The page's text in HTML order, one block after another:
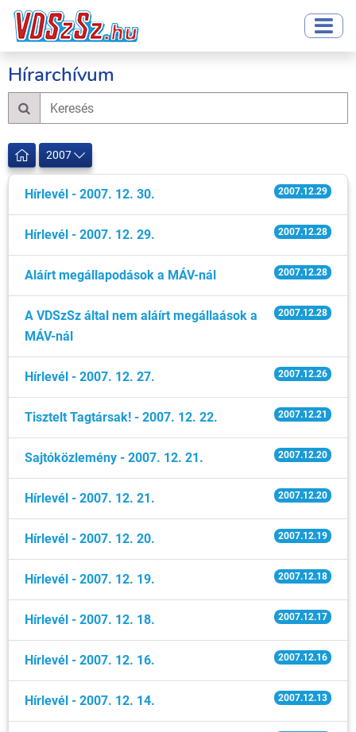
Hírarchívum
2007
2007.12.29
Hírlevél - 2007. 12. 30.
2007.12.28
Hírlevél - 2007. 12. 29.
2007.12.28
Aláírt megállapodások a MÁV-nál
2007.12.28
A VDSzSz által nem aláírt megállaások a
MÁV-nál
2007.12.26
Hírlevél - 2007. 12. 27.
2007.12.21
Tisztelt Tagtársak! - 2007. 12. 22.
2007.12.20
Sajtóközlemény - 2007. 12. 21.
2007.12.20
Hírlevél - 2007. 12. 21.
2007.12.19
Hírlevél - 2007. 12. 20.
2007.12.18
Hírlevél - 2007. 12. 19.
2007.12.17
Hírlevél - 2007. 12. 18.
2007.12.16
Hírlevél - 2007. 12. 16.
2007.12.13
Hírlevél - 2007. 12. 14.